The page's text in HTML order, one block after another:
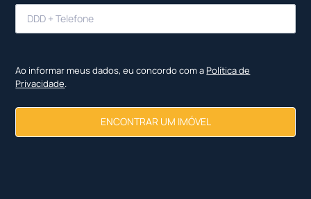
Ao informar meus dados, eu concordo com a Política de
Privacidade.
ENCONTRAR UM IMÓVEL